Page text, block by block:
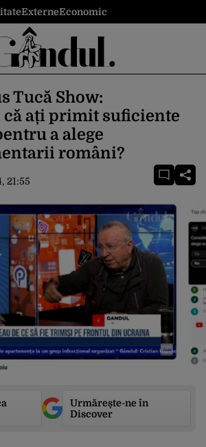
ExterneEconomic
Tucă Show:
că ați primit suficiente
a alege
români?
21:55
Urmărește-ne în
Discover